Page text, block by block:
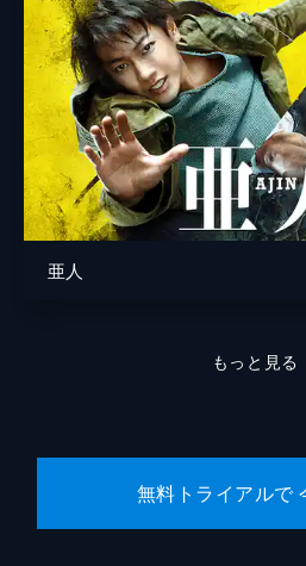
亜人
もっと見る
無料トライアルで